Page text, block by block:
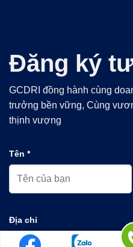
Đăng ký
GCDRI đồng hành cùng
trưởng bền vững, Cùng
thịnh vượng
Tên *
Địa chỉ